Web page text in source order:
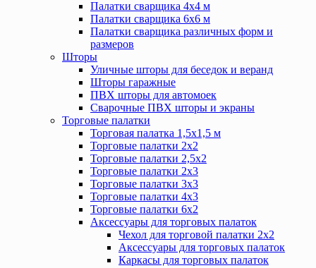
Палатки сварщика 4х4 м
Палатки сварщика 6х6 м
Палатки сварщика различных форм и
размеров
Шторы
Уличные шторы для беседок и веранд
Шторы гаражные
ПВХ шторы для автомоек
Сварочные ПВХ шторы и экраны
Торговые палатки
Торговая палатка 1,5х1,5 м
Торговые палатки 2х2
Торговые палатки 2,5х2
Торговые палатки 2х3
Торговые палатки 3х3
Торговые палатки 4х3
Торговые палатки 6х2
Аксессуары для торговых палаток
Чехол для торговой палатки 2х2
Аксессуары для торговых палаток
Каркасы для торговых палаток